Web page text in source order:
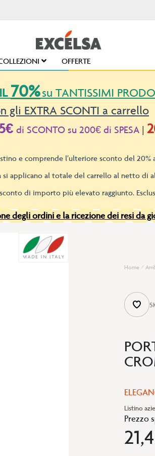
OFFERTE
70%su TANTISSIMI
gli EXTRA SCONTI a carrello
di SCONTO su 200€ di SPESA |
e comprende l’ulteriore sconto del
si applicano al totale del carrello al netto di
di importo più elevato raggiunto.
degli ordini e la ricezione dei resi da
Home
Listino
Prezzo